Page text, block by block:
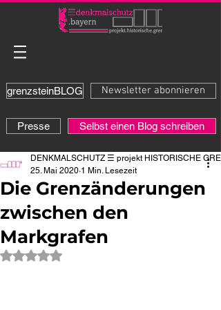
grenzsteinBLOG
Presse
Newsletter abonnieren
Selbst einen Blog schreiben
Die Grenzänderungen
zwischen den
Markgrafen
DENKMALSCHUTZ ☰ projekt HISTORISCHE
25. Mai 2020 1 Min. Lesezeit
Mit NaN von 5 Sternen bewertet.